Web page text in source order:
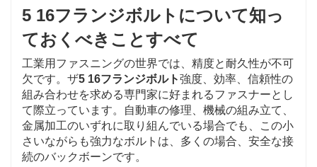
ス、いつでもお問い合わせください。
6.時間通りに配達。
5 16フランジボルトについて知っ
ておくべきことすべて
工業用ファスニングの世界では、精度と耐久性が不可
欠です。ザ5 16フランジボルト強度、効率、信頼性の
組み合わせを求める専門家に好まれるファスナーとし
て際立っています。自動車の修理、機械の組み立て、
金属加工のいずれに取り組んでいる場合でも、この小
さいながらも強力なボルトは、多くの場合、安全な接
続のバックボーンです。